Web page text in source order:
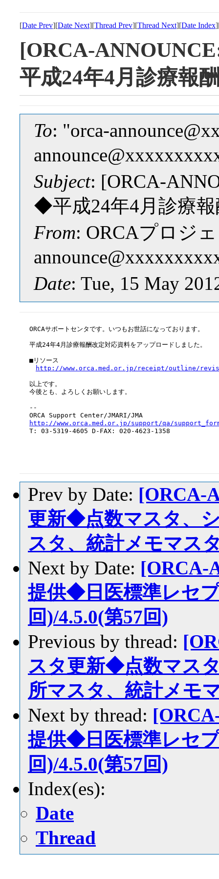
[Date Prev][Date Next][Thread Prev][Thread Next][Date Index
[ORCA-
平成24年4月診療報
To: "orca-
Subject: [ORCA-
◆平成24年4月診療
From: ORCAプロジ
Date: Tue, 15 May
ORCAサポートセンタです。いつもお世話になっております。
平成24年4月診療報酬改定対応資料をアップロードしました。
■リソース
http://www.orca.med.or.jp/receipt/outline/
以上です。
今後とも、よろしくお願いします。
--
http://www.orca.med.or.jp/support/qa/
T: 03-5319-4605 D-FAX: 020-4623-1358
Prev by Date: [ORCA-
更新◆点数マスタ、
スタ、統計メモマス
Next by Date: [ORCA-
提供◆日医標準レセ
回)/4.5.0(第57回)
Previous by thread:
スタ更新◆点数マス
所マスタ、統計メモ
Next by thread:
提供◆日医標準レセ
回)/4.5.0(第57回)
Index(es):
Date
Thread